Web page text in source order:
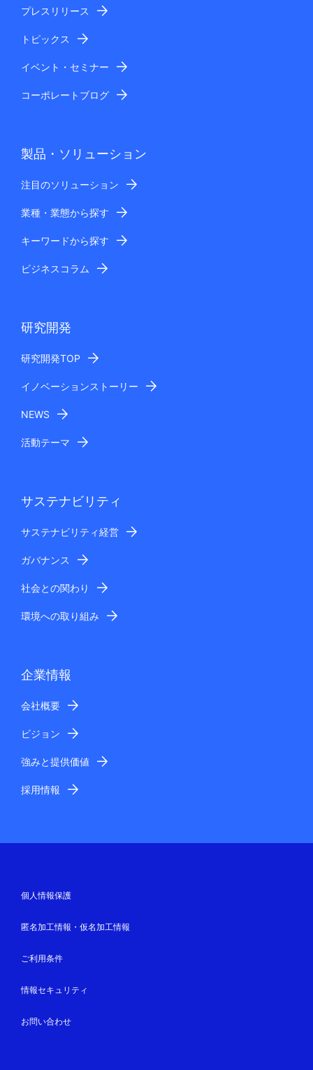
プレスリリース
トピックス
イベント・セミナー
コーポレートブログ
製品・ソリューション
注目のソリューション
業種・業態から探す
キーワードから探す
ビジネスコラム
研究開発
研究開発TOP
イノベーションストーリー
NEWS
活動テーマ
サステナビリティ
サステナビリティ経営
ガバナンス
社会との関わり
環境への取り組み
企業情報
会社概要
ビジョン
強みと提供価値
採用情報
個人情報保護
匿名加工情報・仮名加工情報
ご利用条件
情報セキュリティ
お問い合わせ